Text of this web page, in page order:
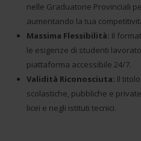
nelle Graduatorie Provinciali
aumentando la tua
Massima Flessibilità: Il
le esigenze di studenti
piattaforma accessibile 24/7.
Validità Riconosciuta: Il
scolastiche, pubbliche e
licei e negli istituti tecnici.